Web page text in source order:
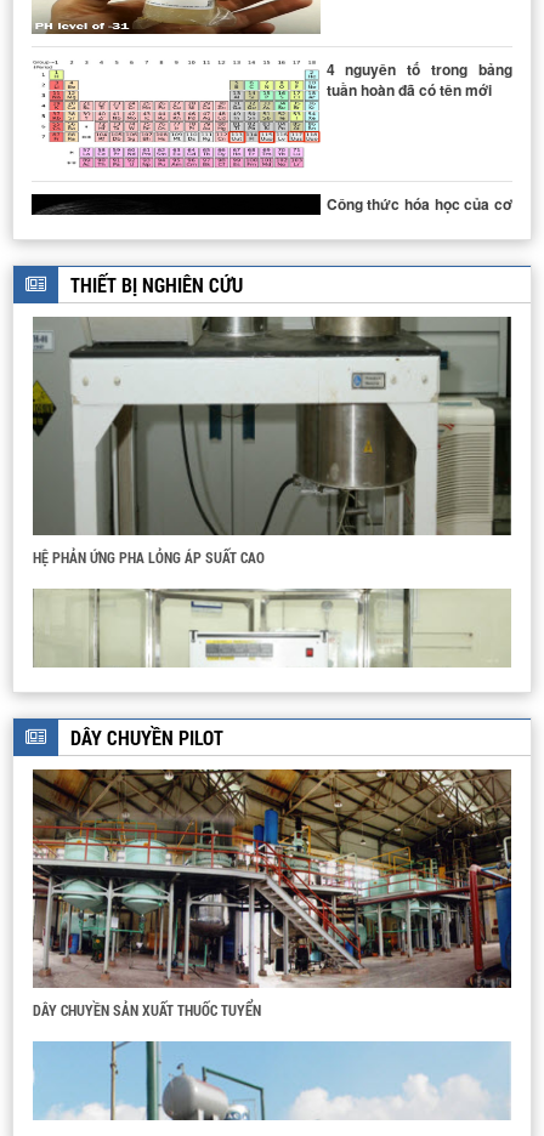
4 nguyên tố trong bảng
tuần hoàn đã có tên mới
Công thức hóa học của cơ
nào?
THIẾT BỊ NGHIÊN CỨU
HỆ THIẾT BỊ CHƯNG CẤT DẦU THÔ
LÒ NUNG
HỆ PHẢN ỨNG PHA LỎNG ÁP SUẤT CAO
HỆ THIẾT BỊ PHẢN ỨNG BAP HA
THIẾT BỊ ĐẲNG NHIỆT HẤP PHỤ - GIẢI HẤP PHỤ N2
DÂY CHUYỀN PILOT
DÂY CHUYỀN SẢN XUẤT THUỐC TUYỂN
DÂY CHUYỀN SẢN XUẤT BIODIESEL
HỆ THỐNG PILOT CHIẾT TÁCH
DÂY CHUYỀN SẢN XUẤT THUỐC TUYỂN